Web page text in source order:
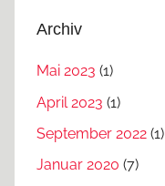
Archiv
Mai 2023 (1)
April 2023 (1)
September 2022 (1)
Januar 2020 (7)